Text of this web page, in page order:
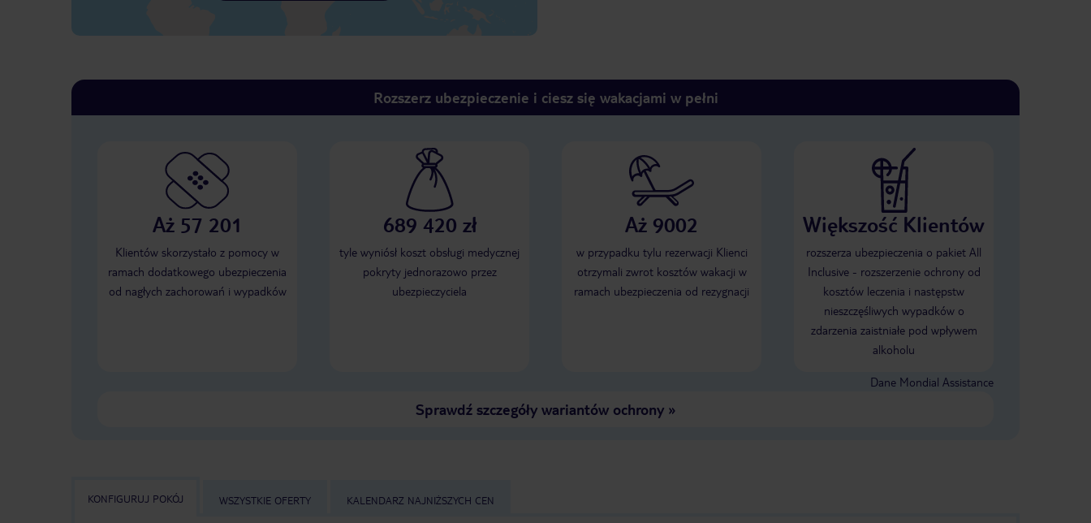
Rozszerz ubezpieczenie i ciesz się wakacjami w pełni
Aż 57 201
Klientów skorzystało z pomocy w
ramach dodatkowego ubezpieczenia
od nagłych zachorowań i wypadków
689 420 zł
tyle wyniósł koszt obsługi medycznej
pokryty jednorazowo przez
ubezpieczyciela
Aż 9002
w przypadku tylu rezerwacji Klienci
otrzymali zwrot kosztów wakacji w
ramach ubezpieczenia od rezygnacji
Większość Klientów
rozszerza ubezpieczenia o pakiet All
Inclusive - rozszerzenie ochrony od
kosztów leczenia i następstw
nieszczęśliwych wypadków o
zdarzenia zaistniałe pod wpływem
alkoholu
Dane Mondial Assistance
Sprawdź szczegóły wariantów ochrony»
KONFIGURUJ POKÓJ WSZYSTKIE OFERTY KALENDARZ NAJNIŻSZYCH CEN